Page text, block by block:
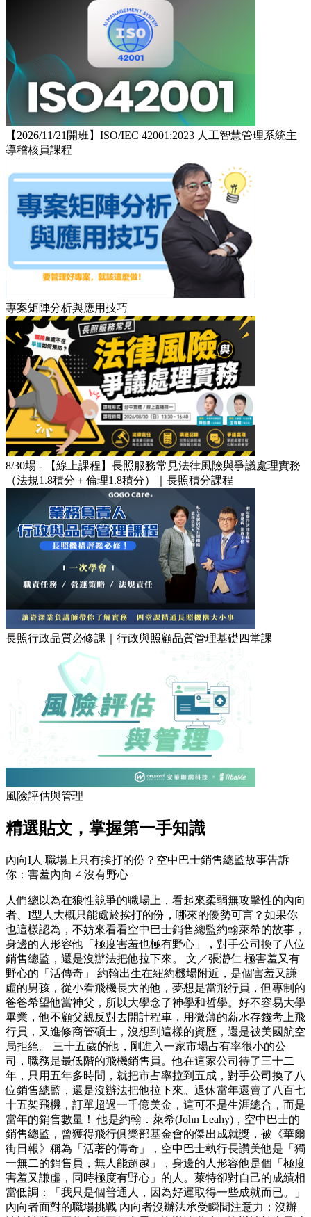
【2026/11/21開班】ISO/IEC 42001:2023 人工智慧管理系統主
導稽核員課程
專案矩陣分析與應用技巧
8/30場 - 【線上課程】長照服務常見法律風險與爭議處理實務
（法規1.8積分＋倫理1.8積分）｜長照積分課程
長照行政品質必修課｜行政與照顧品質管理基礎四堂課
風險評估與管理
精選貼文，掌握第一手知識
內向I人 職場上只有挨打的份？空中巴士銷售總監故事告訴
你：害羞內向 ≠ 沒有野心
人們總以為在狼性競爭的職場上，看起來柔弱無攻擊性的內向
者、I型人大概只能處於挨打的份，哪來的優勢可言？如果你
也這樣認為，不妨來看看空中巴士銷售總監約翰萊希的故事，
身邊的人形容他「極度害羞也極有野心」，對手公司換了八位
銷售總監，還是沒辦法把他拉下來。 文／張瀞仁 極害羞又有
野心的「活傳奇」 約翰出生在紐約機場附近，是個害羞又謙
虛的男孩，從小看飛機長大的他，夢想是當飛行員，但專制的
爸爸希望他當神父，所以大學念了神學和哲學。好不容易大學
畢業，他不顧父親反對去開計程車，用微薄的薪水存錢考上飛
行員，又進修商管碩士，沒想到這樣的資歷，還是被美國航空
局拒絕。 三十五歲的他，剛進入一家市場占有率很小的公
司，職務是最低階的飛機銷售員。他在這家公司待了三十二
年，只用五年多時間，就把市占率拉到五成，對手公司換了八
位銷售總監，還是沒辦法把他拉下來。退休當年還賣了八百七
十五架飛機，訂單超過一千億美金，這可不是生涯總合，而是
當年的銷售數量！ 他是約翰．萊希(John Leahy)，空中巴士的
銷售總監，曾獲得飛行俱樂部基金會的傑出成就獎，被《華爾
街日報》稱為「活著的傳奇」，空中巴士執行長讚美他是「獨
一無二的銷售員，無人能超越」，身邊的人形容他是個「極度
害羞又謙虛，同時極度有野心」的人。萊特卻對自己的成績相
當低調：「我只是個普通人，因為好運取得一些成就而已。」
內向者面對的職場挑戰 內向者沒辦法承受瞬間注意力；沒辦